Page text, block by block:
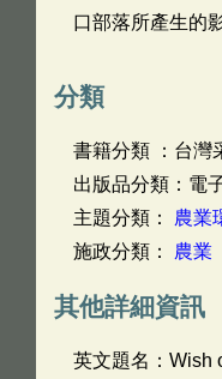
口部落所產生的
分類
書籍分類 ：台灣
出版品分類：電
主題分類： 農業
施政分類： 農業
其他詳細資訊
英文題名： Wish